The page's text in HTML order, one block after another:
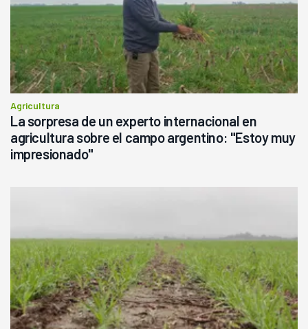
Agricultura
La sorpresa de un experto internacional en
agricultura sobre el campo argentino: "Estoy muy
impresionado"